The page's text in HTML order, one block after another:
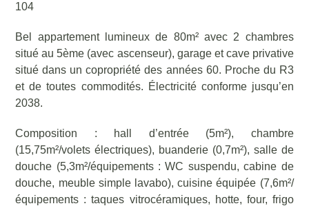
104
Bel appartement lumineux de 80m² avec 2 chambres
situé au 5ème (avec ascenseur), garage et cave privative
situé dans un copropriété des années 60. Proche du R3
et de toutes commodités. Électricité conforme jusqu’en
2038.
Composition : hall d’entrée (5m²), chambre
(15,75m²/volets électriques), buanderie (0,7m²), salle de
douche (5,3m²/équipements : WC suspendu, cabine de
douche, meuble simple lavabo), cuisine équipée (7,6m²/
équipements : taques vitrocéramiques, hotte, four, frigo